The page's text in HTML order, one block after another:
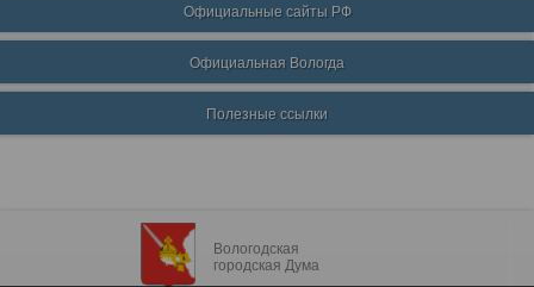
Официальные сайты РФ
Официальная Вологда
Полезные ссылки
Вологодская
городская Дума